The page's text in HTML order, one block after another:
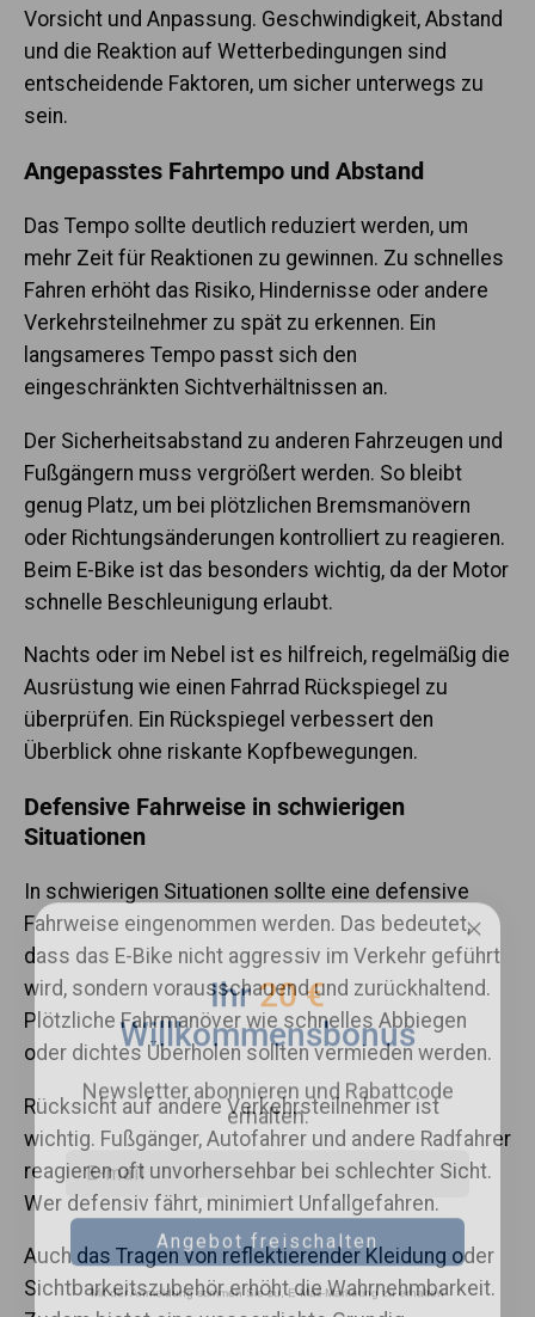
Vorsicht und Anpassung. Geschwindigkeit, Abstand
und die Reaktion auf Wetterbedingungen sind
entscheidende Faktoren, um sicher unterwegs zu
sein.
Angepasstes Fahrtempo und Abstand
Das Tempo sollte deutlich reduziert werden, um
mehr Zeit für Reaktionen zu gewinnen. Zu schnelles
Fahren erhöht das Risiko, Hindernisse oder andere
Verkehrsteilnehmer zu spät zu erkennen. Ein
langsameres Tempo passt sich den
eingeschränkten Sichtverhältnissen an.
Der Sicherheitsabstand zu anderen Fahrzeugen und
Fußgängern muss vergrößert werden. So bleibt
genug Platz, um bei plötzlichen Bremsmanövern
oder Richtungsänderungen kontrolliert zu reagieren.
Beim E-Bike ist das besonders wichtig, da der Motor
schnelle Beschleunigung erlaubt.
Nachts oder im Nebel ist es hilfreich, regelmäßig die
Ausrüstung wie einen Fahrrad Rückspiegel zu
überprüfen. Ein Rückspiegel verbessert den
Überblick ohne riskante Kopfbewegungen.
Defensive Fahrweise in schwierigen
Situationen
In schwierigen Situationen sollte eine defensive
Fahrweise eingenommen werden. Das bedeutet,
dass das E-Bike nicht aggressiv im Verkehr geführt
wird, sondern vorausschauend und zurückhaltend.
Plötzliche Fahrmanöver wie schnelles Abbiegen
oder dichtes Überholen sollten vermieden werden.
Rücksicht auf andere Verkehrsteilnehmer ist
wichtig. Fußgänger, Autofahrer und andere Radfahrer
reagieren oft unvorhersehbar bei schlechter Sicht.
Wer defensiv fährt, minimiert Unfallgefahren.
Auch das Tragen von reflektierender Kleidung oder
Sichtbarkeitszubehör erhöht die Wahrnehmbarkeit.
Ihr20 €
Willkommensbonus
erhalten.
Angebot freischalten